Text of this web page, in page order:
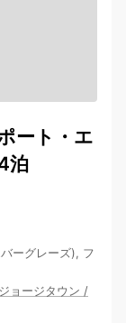
ート・エ
泊
ーグレーズ), フ
ジョージタウン /